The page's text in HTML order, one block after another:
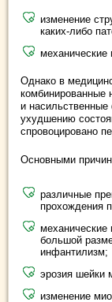
изменение
каких-либо
механические
Однако в
комбинированные
и
ухудшению
спровоцировано
Основными
различные
прохождения
механические
большой
инфантилизм;
эрозия шейки
изменение